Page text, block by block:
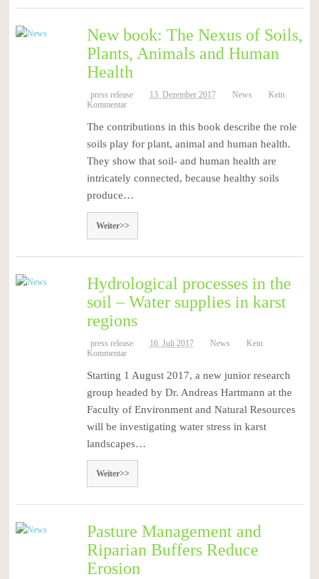
New book: The Nexus of Soils,
Plants, Animals and Human
Health
press release 13. Dezember 2017 News
Kein
Kommentar
The contributions in this book describe the role
soils play for plant, animal and human health.
They show that soil- and human health are
intricately connected, because healthy soils
produce…
Weiter>>
Hydrological processes in the
soil – Water supplies in karst
regions
press release 16. Juli 2017 News
Kein
Kommentar
Starting 1 August 2017, a new junior research
group headed by Dr. Andreas Hartmann at the
Faculty of Environment and Natural Resources
will be investigating water stress in karst
landscapes…
Weiter>>
Pasture Management and
Riparian Buffers Reduce
Erosion